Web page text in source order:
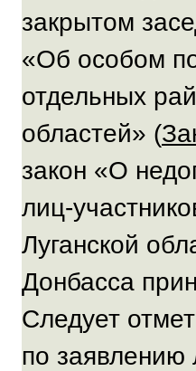
закрытом
«Об особом
отдельных
областей» (
закон «О
лиц-
Луганской
Донбасса
Следует
по заявлению